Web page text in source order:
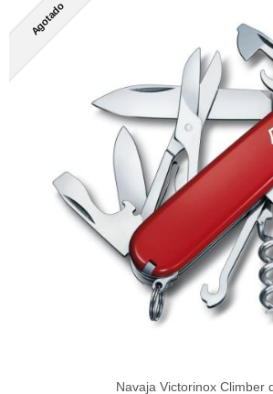
Agotado
Navaja Victorinox Climber